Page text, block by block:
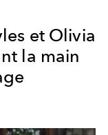
et Olivia
la main